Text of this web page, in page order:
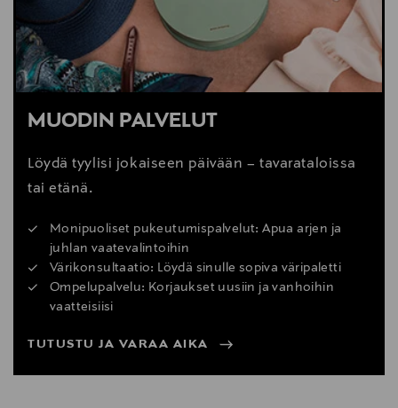
MUODIN PALVELUT
Löydä tyylisi jokaiseen päivään – tavarataloissa
tai etänä.
Monipuoliset pukeutumispalvelut: Apua arjen ja
juhlan vaatevalintoihin
Värikonsultaatio: Löydä sinulle sopiva väripaletti
Ompelupalvelu: Korjaukset uusiin ja vanhoihin
vaatteisiisi
TUTUSTU JA VARAA AIKA